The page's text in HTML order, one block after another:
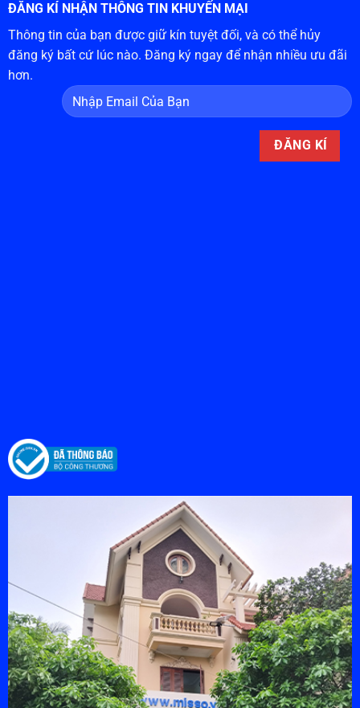
ĐĂNG KÍ NHẬN THÔNG TIN KHUYẾN MẠI
Thông tin của bạn được giữ kín tuyệt đối, và có thể hủy
đăng ký bất cứ lúc nào. Đăng ký ngay để nhận nhiều ưu đãi
hơn.